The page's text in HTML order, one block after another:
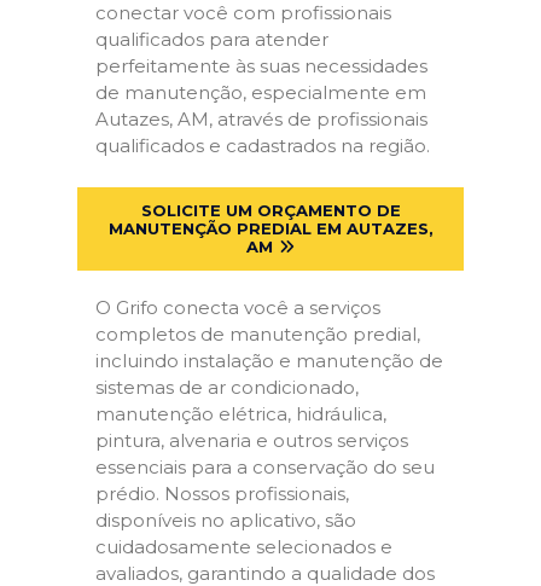
conectar você com profissionais
qualificados para atender
perfeitamente às suas necessidades
de manutenção, especialmente em
Autazes, AM, através de profissionais
qualificados e cadastrados na região.
SOLICITE UM ORÇAMENTO DE
MANUTENÇÃO PREDIAL EM AUTAZES,
AM
O Grifo conecta você a serviços
completos de manutenção predial,
incluindo instalação e manutenção de
sistemas de ar condicionado,
manutenção elétrica, hidráulica,
pintura, alvenaria e outros serviços
essenciais para a conservação do seu
prédio. Nossos profissionais,
disponíveis no aplicativo, são
cuidadosamente selecionados e
avaliados, garantindo a qualidade dos